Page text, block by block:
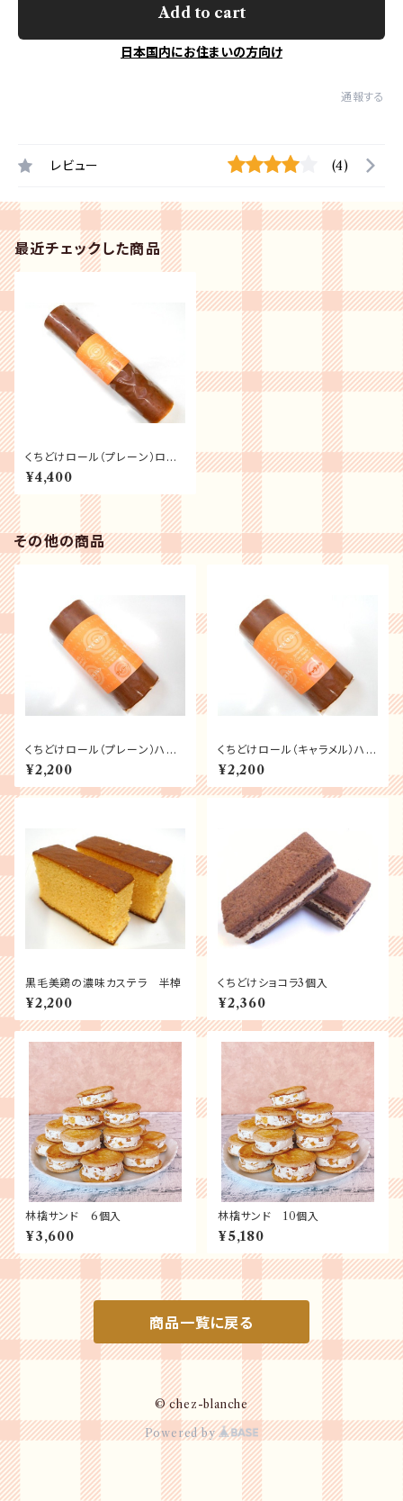
Add to cart
日本国内にお住まいの方向け
通報する
レビュー (4)
最近チェックした商品
くちどけロール（プレーン）ロン
グサイズ
¥4,400
その他の商品
くちどけロール（プレーン）ハー
フサイズ
¥2,200
くちどけロール（キャラメル）ハー
フサイズ
¥2,200
黒毛美鶏の濃味カステラ 半棹
¥2,200
くちどけショコラ3個入
¥2,360
林檎サンド 6個入
¥3,600
林檎サンド 10個入
¥5,180
商品一覧に戻る
© chez-blanche
Powered by